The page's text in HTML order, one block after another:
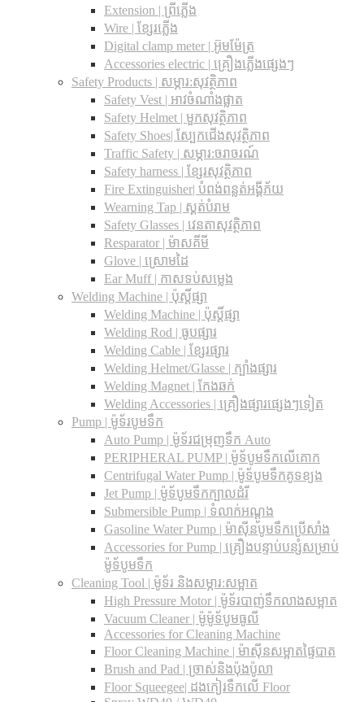
Extension | ព្រីភ្លើង
Wire | ខ្សែរភ្លើង
Digital clamp meter | អ៊ូមម៉ែត្រ
Accessories electric | គ្រឿងភ្លើងផ្សេងៗ
Safety Products | សម្ភារ:សុវត្ថិភាព
Safety Vest | អាវចំណាំងផ្លាត
Safety Helmet | មួកសុវត្ថិភាព
Safety Shoes| ស្បែកជើងសុវត្ថិភាព
Traffic Safety​ | សម្ភារ:ចរាចរណ៍
Safety harness | ខ្សែរសុវត្ថិភាព
Fire Extinguisher| បំពង់ពន្លត់អង្គីភ័យ
Wearning Tap | ស្គត់បំរាម
Safety Glasses | វេនតាសុវត្ថិភាព
Resparator | ម៉ាសគីមី
Glove | ស្រោមដៃ
Ear Muff | កាសទប់សម្លេង
Welding Machine | ប៉ុស្តិ៍ផ្សា
Welding Machine | ប៉ុស្តិ៍ផ្សា
Welding Rod | ធូបផ្សារ
Welding Cable | ខ្សែរផ្សារ
Welding Helmet/Glasse | ក្បាំងផ្សារ
Welding Magnet | កែងឆក់
Welding Accessories | គ្រឿងផ្សារផ្សេងៗទៀត
Pump | ម៉ូទ័របូមទឹក
Auto Pump | ម៉ូទ័រជម្រុញទឹក Auto
PERIPHERAL PUMP | ម៉ូទ័បូមទឹកលើគោក
Centrifugal Water Pump | ម៉ូទ័បូមទឹកគូទខ្យង
Jet Pump | ម៉ូទ័បូមទឹកក្បាលដំរី
Submersible Pump | ទំលាក់អណ្តូង
Gasoline Water Pump | ម៉ាស៊ីនបូមទឹកប្រើសាំង
Accessories for Pump | គ្រឿងបន្ទាប់បន្សំសម្រាប់
ម៉ូទ័បូមទឹក
Cleaning Tool | ម៉ូទ័រ និងសម្ភារ:សម្អាត
High Pressure Motor | ម៉ូទ័របាញ់ទឹកលាងសម្អាត
Vacuum Cleaner | ម៉ូម៉ូទ័បូមធូលី
Accessories for Cleaning Machine
Floor Cleaning Machine | ម៉ាស៊ីនសម្អាតផ្ទៃបាត
Brush and Pad | ច្រាស់និងប៉ុងប៉ូលា
Floor Squeegee| ដងកៀរទឺកលើ Floor